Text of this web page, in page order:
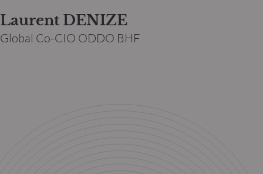
Laurent DENIZE
Global Co-CIO ODDO BHF